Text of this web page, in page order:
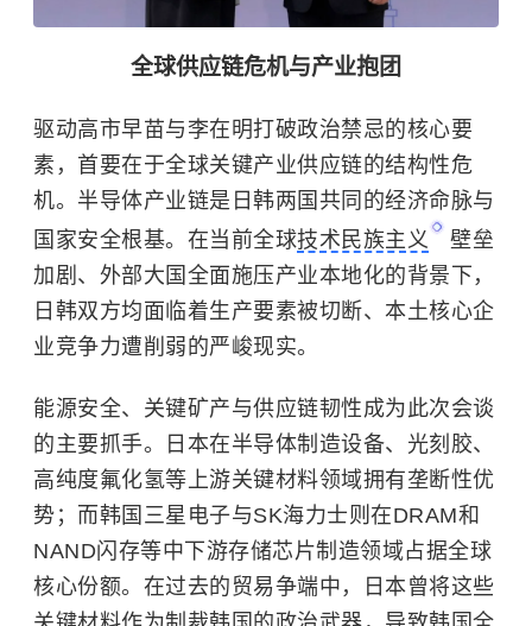
全球供应链危机与产业抱团
驱动高市早苗与李在明打破政治禁忌的核心要
素，首要在于全球关键产业供应链的结构性危
机。半导体产业链是日韩两国共同的经济命脉与
国家安全根基。在当前全球技术民族主义
壁垒
加剧、外部大国全面施压产业本地化的背景下，
日韩双方均面临着生产要素被切断、本土核心企
业竞争力遭削弱的严峻现实。
能源安全、关键矿产与供应链韧性成为此次会谈
的主要抓手。日本在半导体制造设备、光刻胶、
高纯度氟化氢等上游关键材料领域拥有垄断性优
势；而韩国 三星电子与SK海力士则在DRAM和
NAND闪存等中下游存储芯片制造领域占据全球
核心份额。在过去的贸易争端中，日本曾将这些